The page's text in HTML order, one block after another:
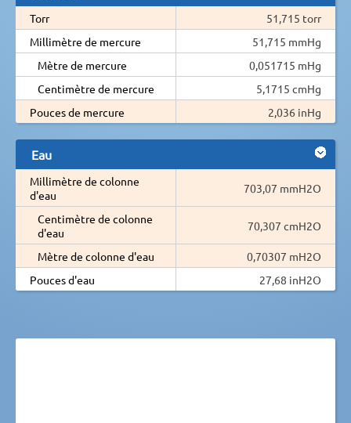
Torr
51,715 torr
Millimètre de mercure
51,715 mmHg
Mètre de mercure
0,051715 mHg
Centimètre de mercure
5,1715 cmHg
Pouces de mercure
2,036 inHg
Eau
Millimètre de colonne
d'eau
703,07 mmH2O
Centimètre de colonne
d'eau
70,307 cmH2O
Mètre de colonne d'eau
0,70307 mH2O
Pouces d'eau
27,68 inH2O